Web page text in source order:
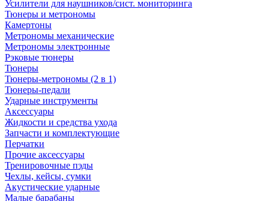
Усилители для наушников/сист. мониторинга
Тюнеры и метрономы
Камертоны
Метрономы механические
Метрономы электронные
Рэковые тюнеры
Тюнеры
Тюнеры-метрономы (2 в 1)
Тюнеры-педали
Ударные инструменты
Аксессуары
Жидкости и средства ухода
Запчасти и комплектующие
Перчатки
Прочие аксессуары
Тренировочные пэды
Чехлы, кейсы, сумки
Акустические ударные
Mалые барабаны